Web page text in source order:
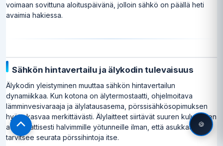
voimaan sovittuna aloituspäivänä, jolloin sähkö on päällä heti
avaimia hakiessa.
Sähkön hintavertailu ja älykodin tulevaisuus
Älykodin yleistyminen muuttaa sähkön hintavertailun
dynamiikkaa. Kun kotona on älytermostaatti, ohjelmoitava
lämminvesivaraaja ja älylatausasema, pörssisähkösopimuksen
hyöty kasvaa merkittävästi. Älylaitteet siirtävät suuren kulutuksen
automaattisesti halvimmille yötunneille ilman, että asukkaan
tarvitsee seurata pörssihintoja itse.
🍪
Scroll
to